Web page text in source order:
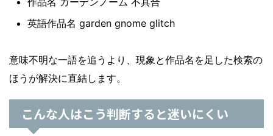
英語作品名 garden gnome glitch
意味不明な一語を追うより、現象と作品名を足した検索の
ほうが解決に直結します。
こんな人はこう判断すると迷いにくい